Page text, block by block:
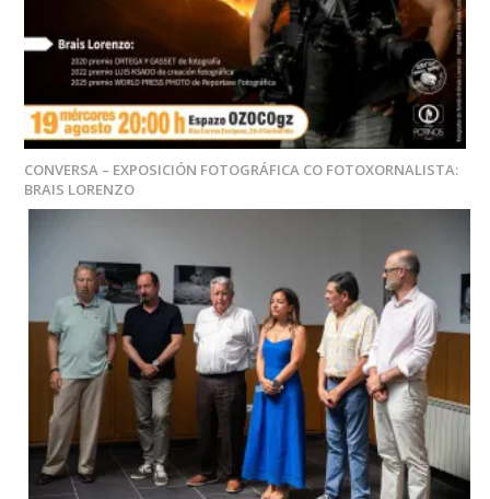
CONVERSA – EXPOSICIÓN FOTOGRÁFICA CO FOTOXORNALISTA:
BRAIS LORENZO